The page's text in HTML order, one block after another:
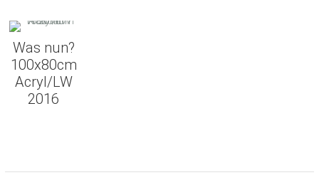
Was nun?
100x80cm
Acryl/LW
2016